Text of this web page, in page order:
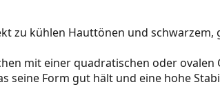
zu kühlen Hauttönen und schwarzem,
mit einer quadratischen oder ovalen
seine Form gut hält und eine hohe